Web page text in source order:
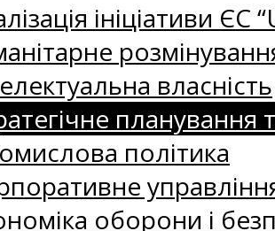
ініціативи ЄС
власність
політика
оборони і